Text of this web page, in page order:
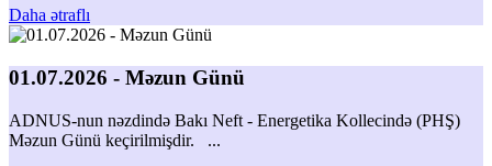
Daha ətraflı
01.07.2026 - Məzun Günü
ADNUS-nun nəzdində Bakı Neft - Energetika Kollecində (PHŞ)
Məzun Günü keçirilmişdir. ...